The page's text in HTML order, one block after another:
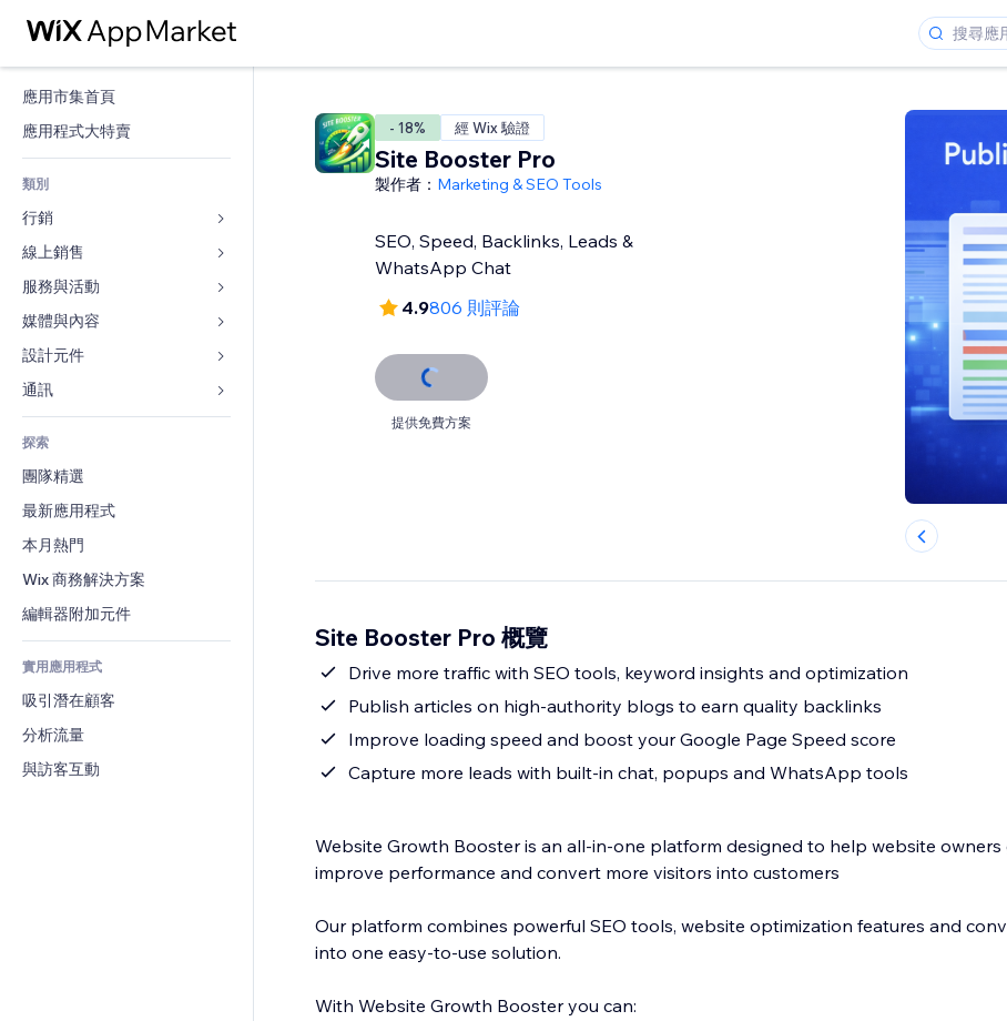
應用市集首頁
應用程式大特賣
類別
行銷
廣告
行動裝置
分析
社交
發佈網站
電子郵件
轉換率
線上銷售
商店應用程式
出貨與送貨
付款按鈕
網路課程
會計
優惠券與酬賓計劃
倉儲解決方案
廠商直送
食品及飲料
服務與活動
旅館
活動
餐廳
不動產
預訂
媒體與內容
圖庫
音樂
Podcast
相片
影片
PDF
檔案分享
新聞
內容服務
設計元件
地圖與導航
隱私與安全性
時鐘
網頁範本
圖片效果
按鈕與選單
橫幅與徽章
計算機
搜尋
天氣
圖表與表格
表單
部落格
投票
聊天
留言
電話
社群
評價與推薦
CRM
探索
團隊精選
最新應用程式
本月熱門
Wix 商務解決方案
編輯器附加元件
實用應用程式
吸引潛在顧客
分析流量
與訪客互動
- 18% 經 Wix 驗證
Site Booster Pro
製作者： Marketing & SEO Tools
SEO, Speed, Backlinks, Leads &
WhatsApp Chat
4.9806 則評論
提供免費方案
Site Booster Pro 概覽
Drive more traffic with SEO tools, keyword insights and optimization
Publish articles on high-authority blogs to earn quality backlinks
Improve loading speed and boost your Google Page Speed score
Capture more leads with built-in chat, popups and WhatsApp tools
Website Growth Booster is an all-in-one platform designed to help website owners
improve performance and convert more visitors into customers
Our platform combines powerful SEO tools, website optimization features and
into one easy-to-use solution.
With Website Growth Booster you can: